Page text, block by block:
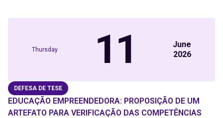
Thursday 11
June
2026
DEFESA DE TESE
EDUCAÇÃO EMPREENDEDORA: PROPOSIÇÃO DE UM
ARTEFATO PARA VERIFICAÇÃO DAS COMPETÊNCIAS